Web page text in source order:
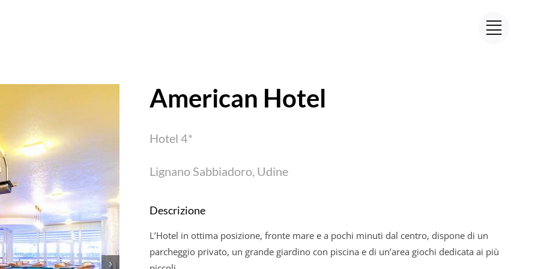
American Hotel
Hotel 4*
Lignano Sabbiadoro, Udine
Descrizione
L’Hotel in ottima posizione, fronte mare e a pochi minuti dal centro, dispone di un
parcheggio privato, un grande giardino con piscina e di un’area giochi dedicata ai più